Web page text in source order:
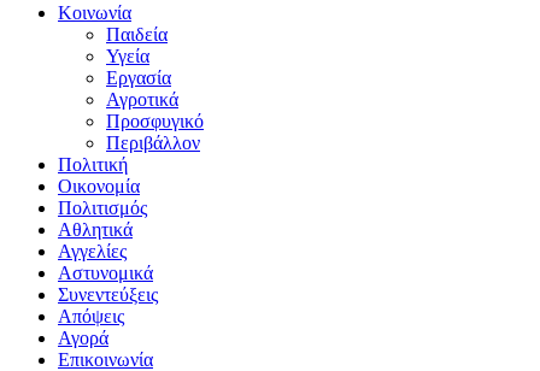
Κοινωνία
Παιδεία
Υγεία
Εργασία
Αγροτικά
Προσφυγικό
Περιβάλλον
Πολιτική
Οικονομία
Πολιτισμός
Αθλητικά
Αγγελίες
Αστυνομικά
Συνεντεύξεις
Απόψεις
Αγορά
Επικοινωνία